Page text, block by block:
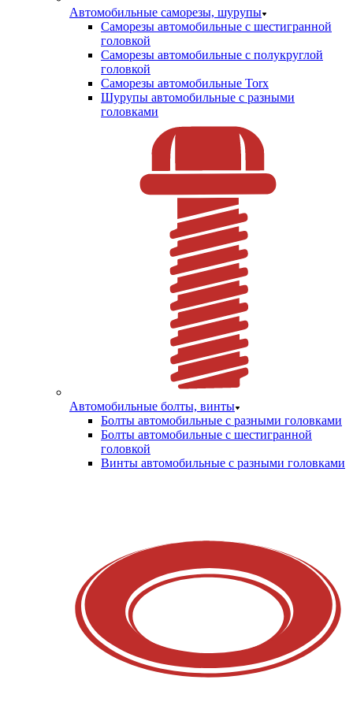
Автомобильные саморезы, шурупы
Саморезы автомобильные с шестигранной
головкой
Саморезы автомобильные с полукруглой
головкой
Саморезы автомобильные Torx
Шурупы автомобильные с разными
головками
Автомобильные болты, винты
Болты автомобильные с разными головками
Болты автомобильные с шестигранной
головкой
Винты автомобильные с разными головками